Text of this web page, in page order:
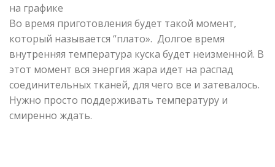
на графике
Во время приготовления будет такой момент,
который называется “плато». Долгое время
внутренняя температура куска будет неизменной. В
этот момент вся энергия жара идет на распад
соединительных тканей, для чего все и затевалось.
Нужно просто поддерживать температуру и
смиренно ждать.